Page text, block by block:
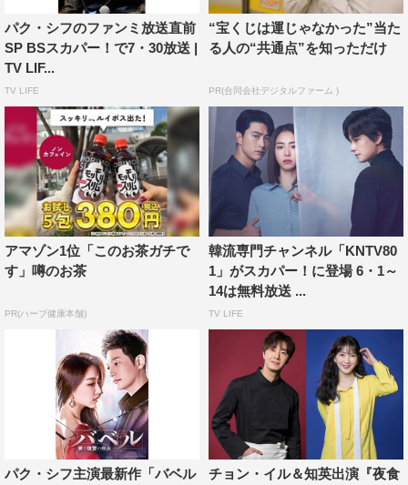
主演のパク・シフは『王女の男』以来、9年ぶりとなる時
代劇出演で、頭脳明晰な観相師・チョンジュンを演じる。
ヒロインを務めるのは若手実力派女優コ・ソンヒ。霊能力
を持つ王女という異色の役柄でパク・シフとラブラインを
繰り広げる。
パク・シフのファンミ放送直前
SP BSスカパー！で7・30放送 |
TV LIF...
TV LIFE
“宝くじは運じゃなかった”当た
る人の“共通点”を知っただけ
PR(合同会社デジタルファーム )
アマゾン1位「このお茶ガチで
す」噂のお茶
PR(ハーブ健康本舗)
韓流専門チャンネル「KNTV80
1」がスカパー！に登場 6・1～
14は無料放送 ...
TV LIFE
パク・シフ主演最新作「バベル
チョン・イル＆知英出演『夜食